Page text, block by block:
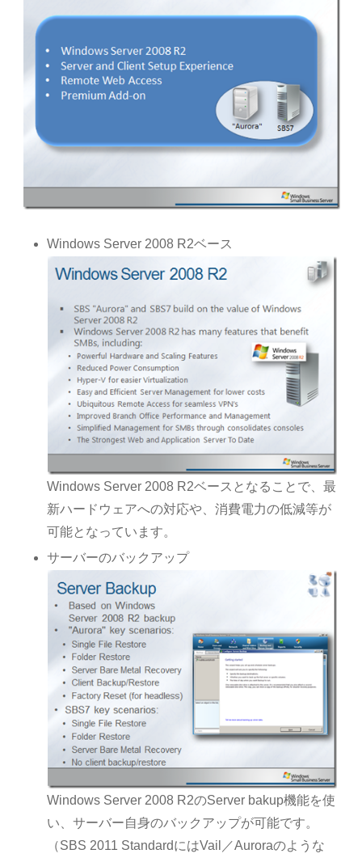
Windows Server 2008 R2ベース
Windows Server 2008 R2ベースとなることで、最
新ハードウェアへの対応や、消費電力の低減等が
可能となっています。
サーバーのバックアップ
Windows Server 2008 R2のServer bakup機能を使
い、サーバー自身のバックアップが可能です。
（SBS 2011 StandardにはVail／Auroraのような